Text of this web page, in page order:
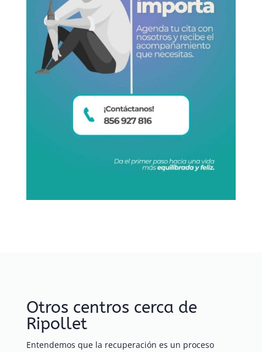
Otros centros cerca de
Ripollet
Entendemos que la recuperación es un proceso